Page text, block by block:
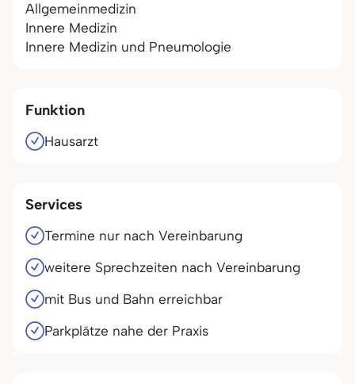
Allgemeinmedizin
Innere Medizin
Innere Medizin und Pneumologie
Funktion
Hausarzt
Services
Termine nur nach Vereinbarung
weitere Sprechzeiten nach Vereinbarung
mit Bus und Bahn erreichbar
Parkplätze nahe der Praxis